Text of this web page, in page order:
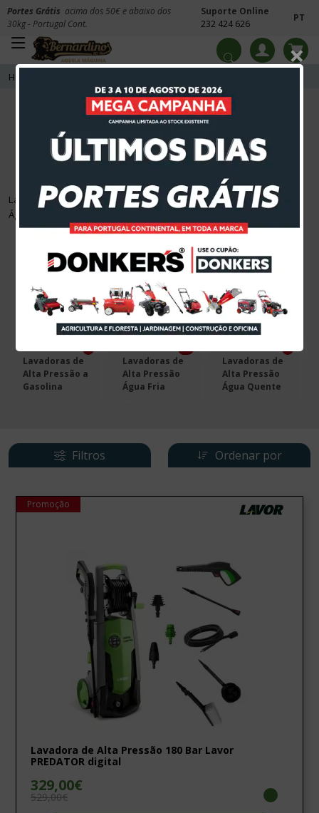
Portes Grátis acima dos 50€ e abaixo dos
30kg - Portugal Cont.
Suporte Online
232 424 626
PT
Home
Lavadoras de Alta Pressão
Lavadoras de Alta Pressão Água Fria, Lavadoras de Alta Pressão
Água Quente e Lavadoras de Alta Pressão a Gasolina!
Lavadoras de
Alta Pressão a
Gasolina
Lavadoras de
Alta Pressão
Água Fria
Lavadoras de
Alta Pressão
Água Quente
Filtros Ordenar por
Promoção
Lavadora de Alta Pressão 180 Bar Lavor
PREDATOR digital
329,00€
529,00€
×